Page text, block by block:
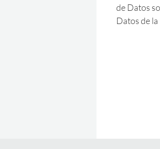
de Datos
Datos de la